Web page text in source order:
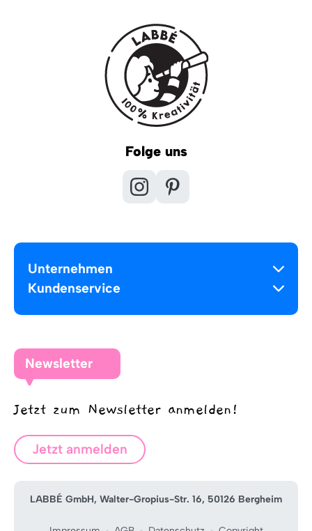
Folge uns
Unternehmen
Kundenservice
Newsletter
Jetzt zum Newsletter anmelden!
Jetzt anmelden
LABBÉ GmbH, Walter-Gropius-Str. 16, 50126 Bergheim